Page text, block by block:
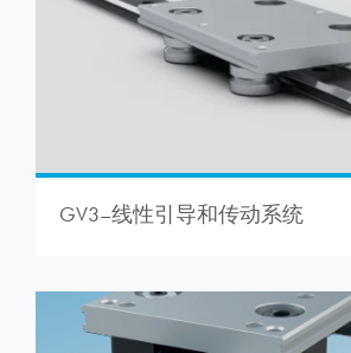
GV3–线性引导和传动系统